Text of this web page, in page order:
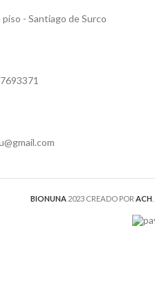
- Santiago de Surco
BIONUNA 2023 CREADO POR ACH